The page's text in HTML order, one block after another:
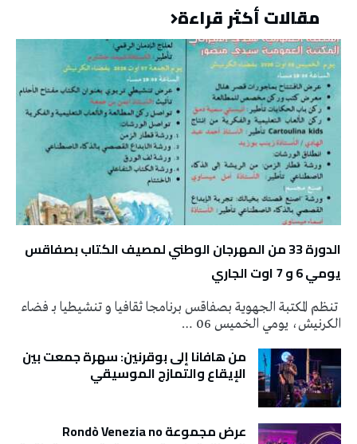
مقالات أكثر قراءة
الدورة 33 من المهرجان الوطني لمصيف الكتاب بصفاقس
يومي 6 و 7 اوت الجاري
تنظم المكتبة الجهوية بصفاقس برنامجا ثقافيا و تنشيطيا بـ فضاء
الكرنيش، يومي الخميس 06 …
من هافانا إلى بوقرنين: سهرة جمعت بين
الإيقاع والتمازج الموسيقي
عرض مجموعة Rondò Venezia no